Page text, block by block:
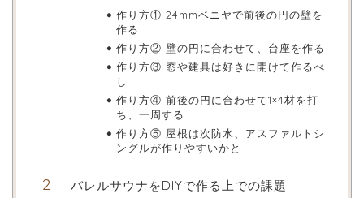
作り方① 24mmベニヤで前後の円の壁を
作る
作り方② 壁の円に合わせて、台座を作る
作り方③ 窓や建具は好きに開けて作るべ
し
作り方④ 前後の円に合わせて1×4材を打
ち、一周する
作り方⑤ 屋根は次防水、アスファルトシ
ングルが作りやすいかと
バレルサウナをDIYで作る上での課題